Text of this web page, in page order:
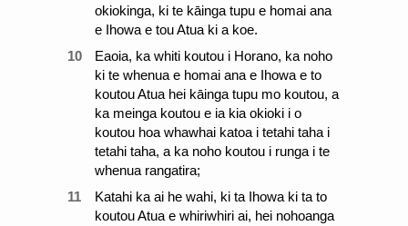
okiokinga, ki te kāinga tupu e homai ana
e Ihowa e tou Atua ki a koe.
10
Eaoia, ka whiti koutou i Horano, ka noho
ki te whenua e homai ana e Ihowa e to
koutou Atua hei kāinga tupu mo koutou, a
ka meinga koutou e ia kia okioki i o
koutou hoa whawhai katoa i tetahi taha i
tetahi taha, a ka noho koutou i runga i te
whenua rangatira;
11
Katahi ka ai he wahi, ki ta Ihowa ki ta to
koutou Atua e whiriwhiri ai, hei nohoanga